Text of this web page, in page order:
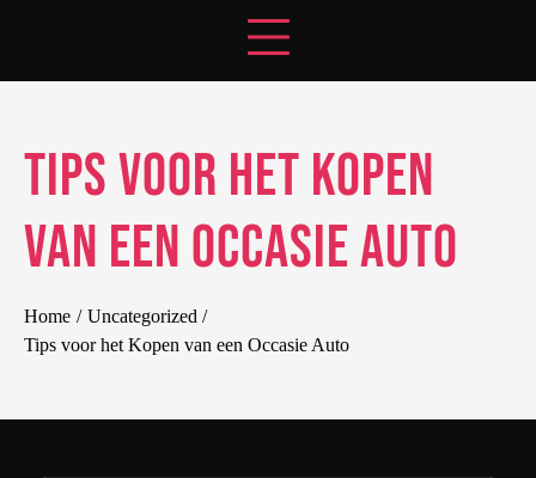
Tips voor het Kopen
van een Occasie Auto
Home
Uncategorized
Tips voor het Kopen van een Occasie Auto